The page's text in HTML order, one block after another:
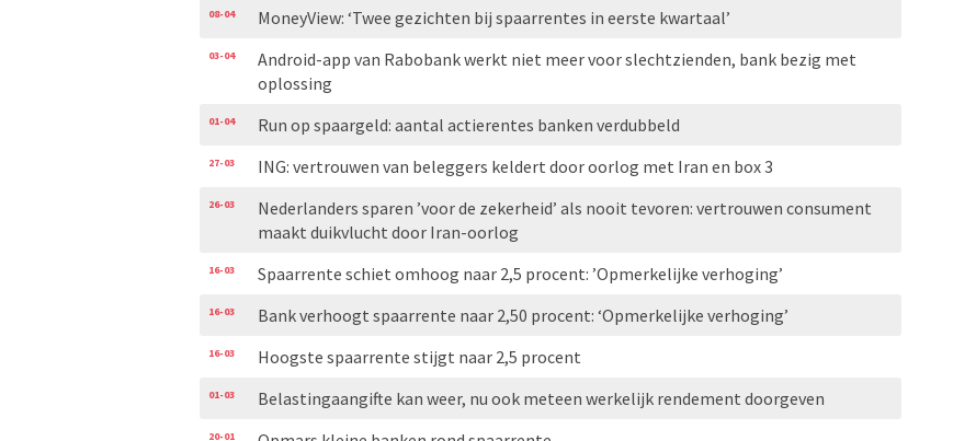
08-04 MoneyView: ‘Twee gezichten bij spaarrentes in eerste kwartaal’
03-04
Android-app van Rabobank werkt niet meer voor slechtzienden, bank bezig met
oplossing
01-04 Run op spaargeld: aantal actierentes banken verdubbeld
27-03 ING: vertrouwen van beleggers keldert door oorlog met Iran en box 3
26-03
Nederlanders sparen ’voor de zekerheid’ als nooit tevoren: vertrouwen consument
maakt duikvlucht door Iran-oorlog
16-03 Spaarrente schiet omhoog naar 2,5 procent: ’Opmerkelijke verhoging’
16-03 Bank verhoogt spaarrente naar 2,50 procent: ‘Opmerkelijke verhoging’
16-03 Hoogste spaarrente stijgt naar 2,5 procent
01-03 Belastingaangifte kan weer, nu ook meteen werkelijk rendement doorgeven
20-01